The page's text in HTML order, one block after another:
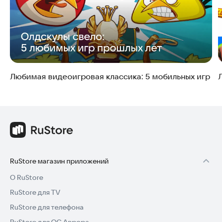
Любимая видеоигровая классика: 5 мобильных игр
RuStore магазин приложений
О RuStore
RuStore для TV
RuStore для телефона